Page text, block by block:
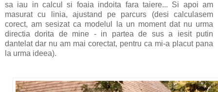
sa iau in calcul si foaia indoita fara taiere... Si apoi am
masurat cu linia, ajustand pe parcurs (desi calculasem
corect, am sesizat ca modelul la un moment dat nu urma
directia dorita de mine - in partea de sus a iesit putin
dantelat dar nu am mai corectat, pentru ca mi-a placut pana
la urma ideea).